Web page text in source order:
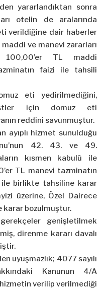
yararlandıktan sonra
otelin de aralarında
verildiğine dair haberler
maddi ve manevi zararları
TL maddi
faizi ile tahsili
eti yedirilmediğini,
için domuz eti
reddini savunmuştur.
ayıplı hizmet sunulduğu
42. 43. ve 49.
kısmen kabulü ile
TL manevi tazminatın
birlikte tahsiline karar
üzerine, Özel Dairece
karar bozulmuştur.
genişletilmek
direnme kararı davalı
uyuşmazlık; 4077 sayılı
Kanunun 4/A
verilip verilmediği